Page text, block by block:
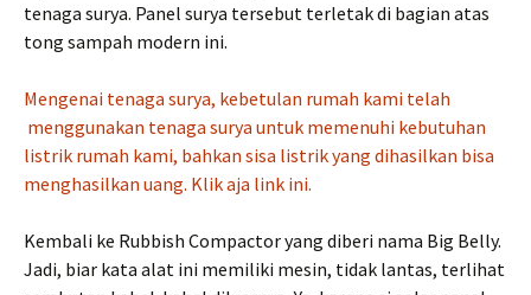
tenaga surya. Panel surya tersebut terletak di bagian atas
tong sampah modern ini.
Mengenai tenaga surya, kebetulan rumah kami telah
menggunakan tenaga surya untuk memenuhi kebutuhan
listrik rumah kami, bahkan sisa listrik yang dihasilkan bisa
menghasilkan uang. Klik aja link ini.
Kembali ke Rubbish Compactor yang diberi nama Big Belly.
Jadi, biar kata alat ini memiliki mesin, tidak lantas, terlihat